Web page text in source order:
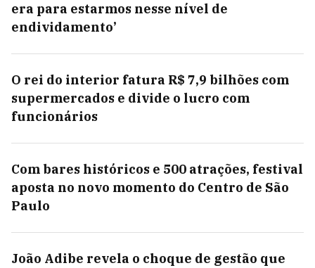
era para estarmos nesse nível de
endividamento’
O rei do interior fatura R$ 7,9 bilhões com
supermercados e divide o lucro com
funcionários
Com bares históricos e 500 atrações, festival
aposta no novo momento do Centro de São
Paulo
João Adibe revela o choque de gestão que